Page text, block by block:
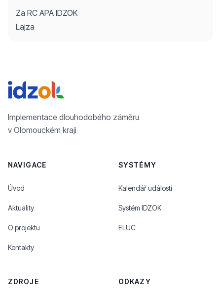
Za RC APA IDZOK
Lajza
Implementace dlouhodobého záměru
v Olomouckém kraji
NAVIGACE
Úvod
Aktuality
O projektu
Kontakty
SYSTÉMY
Kalendář událostí
Systém IDZOK
ELUC
ZDROJE ODKAZY